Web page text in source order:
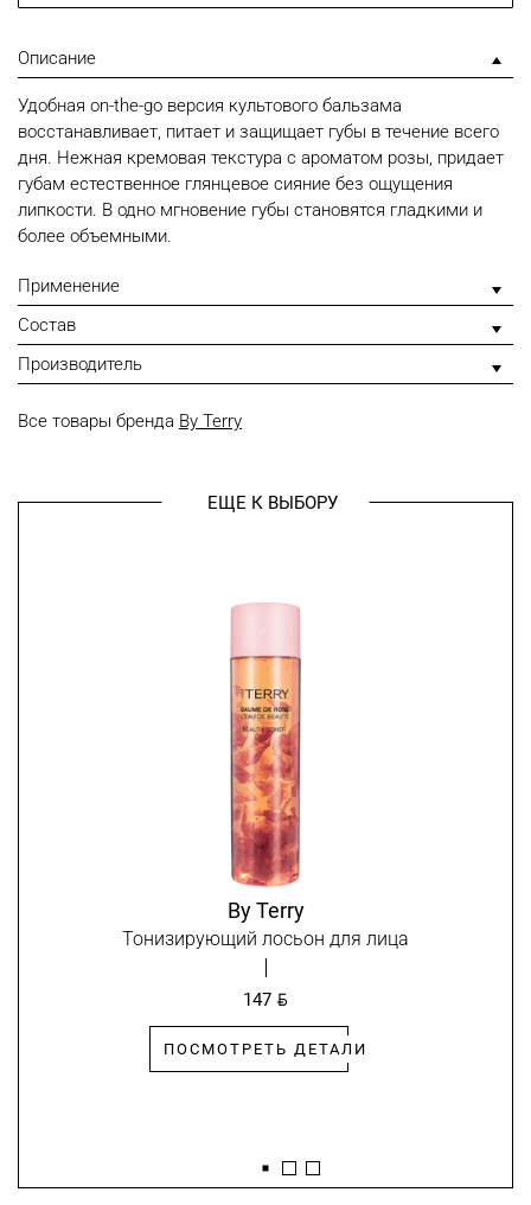
Описание
Удобная on-the-go версия культового бальзама
восстанавливает, питает и защищает губы в течение всего
дня. Нежная кремовая текстура с ароматом розы, придает
губам естественное глянцевое сияние без ощущения
липкости. В одно мгновение губы становятся гладкими и
более объемными.
Применение
Состав
Производитель
Все товары бренда By Terry
ЕЩЕ К ВЫБОРУ
By Terry
Тонизирующий лосьон для лица
147 BYN
ПОСМОТРЕТЬ ДЕТАЛИ